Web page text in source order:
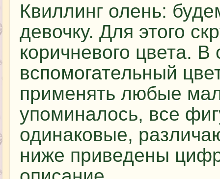
Квиллинг олень:
девочку. Для этого
коричневого цвета.
вспомогательный
применять любые
упоминалось, все
одинаковые,
ниже приведены